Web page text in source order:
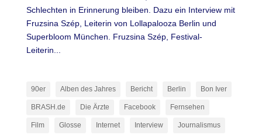
Schlechten in Erinnerung bleiben. Dazu ein Interview mit
Fruzsina Szép, Leiterin von Lollapalooza Berlin und
Superbloom München. Fruzsina Szép, Festival-
Leiterin...
90er Alben des Jahres Bericht Berlin Bon Iver
BRASH.de Die Ärzte Facebook Fernsehen
Film Glosse Internet Interview Journalismus